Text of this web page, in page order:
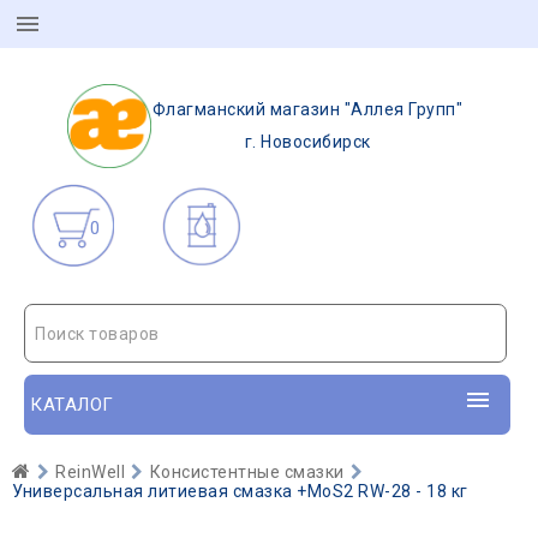
Флагманский магазин "Аллея Групп"
г. Новосибирск
0
Поиск товаров
КАТАЛОГ
ReinWell
Консистентные смазки
Универсальная литиевая смазка +MoS2 RW-28 - 18 кг